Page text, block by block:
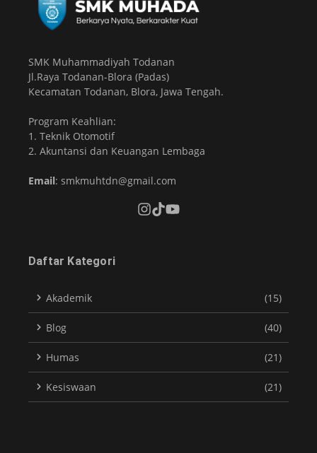
SMK Muhammadiyah Todanan
Jl.Raya Todanan-Blora (Padas)
Kecamatan Todanan, Blora, Jawa Tengah.
Program Keahlian:
1. Teknik Otomotif
2. Akuntansi dan Keuangan Lembaga
Email: smkmuhtdn@gmail.com
Daftar Kategori
Akademik (15)
Blog (40)
Humas (21)
Kesiswaan (21)